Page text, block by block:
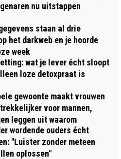
nu uitstappen
staan al drie
het darkweb en je hoorde
week
wat je lever écht sloopt
loze detoxpraat is
gewoonte maakt vrouwen
voor mannen,
leggen uit waarom
wordende ouders écht
"Luister zonder meteen
oplossen"